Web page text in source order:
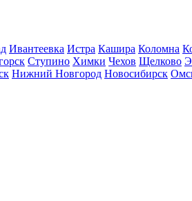
Ивантеевка Истра Кашира Коломна
Ступино Химки Чехов Щелково
Нижний Новгород Новосибирск